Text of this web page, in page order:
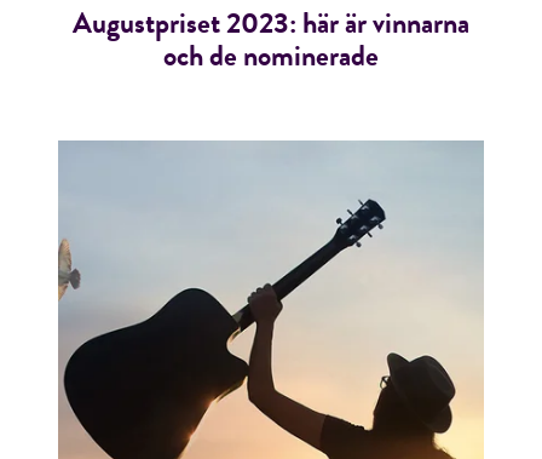
Augustpriset 2023: här är vinnarna
och de nominerade